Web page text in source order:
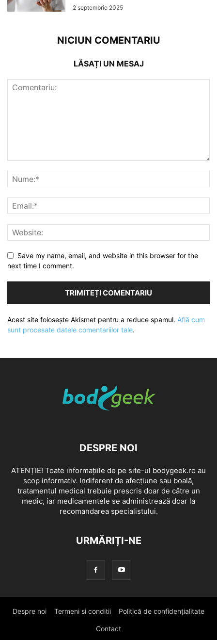
2 septembrie 2025
NICIUN COMENTARIU
LĂSAȚI UN MESAJ
Save my name, email, and website in this browser for the
next time I comment.
Acest site folosește Akismet pentru a reduce spamul. Află cum
sunt procesate datele comentariilor tale.
DESPRE NOI
ATENȚIE! Toate informațiile de pe site-ul bodygeek.ro au
scop informativ. Indiferent de afecțiune sau boală,
tratamentul medical trebuie prescris doar de către un
medic, iar medicamentele se administrează doar la
recomandarea specialistului.
URMĂRIȚI-NE
Despre noi Termeni si conditii Politică de confidențialitate
Contact